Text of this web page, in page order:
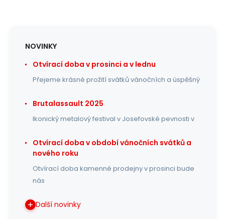
NOVINKY
Otvírací doba v prosinci a v lednu
Přejeme krásné prožití svátků vánočních a úspěšný
Brutalassault 2025
Ikonický metalový festival v Josefovské pevnosti v
Otvírací doba v období vánočních svátků a
nového roku
Otvírací doba kamenné prodejny v prosinci bude
nás
Další novinky